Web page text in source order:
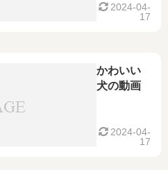
運動会と
その後の
2024-04-
17
かわいい
犬の動画
2024-04-
17